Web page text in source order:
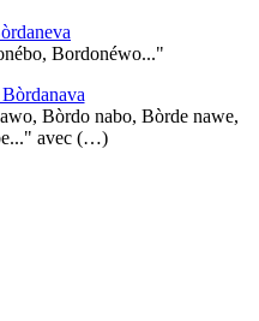
Bordonéwo..."
Bòrdo nabo, Bòrde nawe,
avec (…)